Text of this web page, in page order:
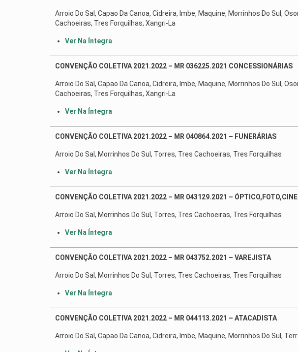
Arroio Do Sal, Capao Da Canoa, Cidreira, Imbe, Maquine, Morrinhos Do Sul,
Cachoeiras, Tres Forquilhas, Xangri-La
Ver Na Íntegra
CONVENÇÃO COLETIVA 2021.2022 – MR 036225.2021 CONCESSIONÁRIAS
Arroio Do Sal, Capao Da Canoa, Cidreira, Imbe, Maquine, Morrinhos Do Sul,
Cachoeiras, Tres Forquilhas, Xangri-La
Ver Na Íntegra
CONVENÇÃO COLETIVA 2021.2022 – MR 040864.2021 – FUNERÁRIAS
Arroio Do Sal, Morrinhos Do Sul, Torres, Tres Cachoeiras, Tres Forquilhas
Ver Na Íntegra
CONVENÇÃO COLETIVA 2021.2022 – MR 043129.2021 – ÓPTICO,FOTO,CINE
Arroio Do Sal, Morrinhos Do Sul, Torres, Tres Cachoeiras, Tres Forquilhas
Ver Na Íntegra
CONVENÇÃO COLETIVA 2021.2022 – MR 043752.2021 – VAREJISTA
Arroio Do Sal, Morrinhos Do Sul, Torres, Tres Cachoeiras, Tres Forquilhas
Ver Na Íntegra
CONVENÇÃO COLETIVA 2021.2022 – MR 044113.2021 – ATACADISTA
Arroio Do Sal, Capao Da Canoa, Cidreira, Imbe, Maquine, Morrinhos Do Sul,